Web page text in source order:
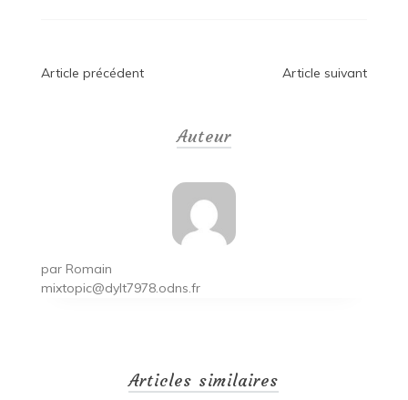
Navigation
Article précédent Article suivant
Auteur
par Romain
mixtopic@dylt7978.odns.fr
Articles similaires